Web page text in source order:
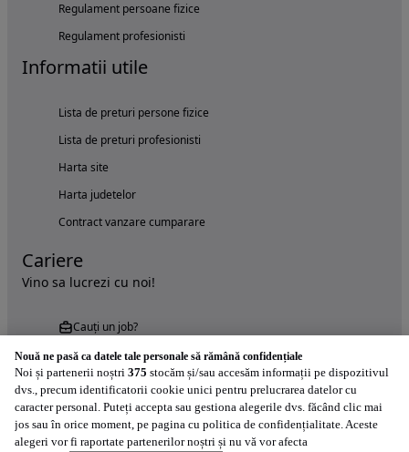
Regulament persoane fizice
Regulament profesionisti
Informatii utile
Lista de preturi persone fizice
Lista de preturi profesionisti
Harta site
Harta judetelor
Contract vanzare cumparare
Cariere
Vino sa lucrezi cu noi!
Cauți un job?
Nouă ne pasă ca datele tale personale să rămână confidențiale
Noi și partenerii noștri 375 stocăm și/sau accesăm informații pe dispozitivul
dvs., precum identificatorii cookie unici pentru prelucrarea datelor cu
caracter personal. Puteți accepta sau gestiona alegerile dvs. făcând clic mai
jos sau în orice moment, pe pagina cu politica de confidențialitate. Aceste
alegeri vor fi raportate partenerilor noștri și nu vă vor afecta